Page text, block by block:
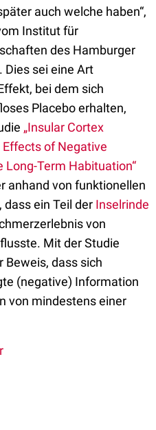
auch welche haben“,
Institut für
des Hamburger
Dies sei eine Art
bei dem sich
Placebo erhalten,
„Insular Cortex
of Negative
Term Habituation“
anhand von funktionellen
dass ein Teil der Inselrinde
von
Mit der Studie
Beweis, dass sich
(negative) Information
von mindestens einer